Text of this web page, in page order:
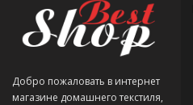
Добро пожаловать в интернет
магазине домашнего текстиля,